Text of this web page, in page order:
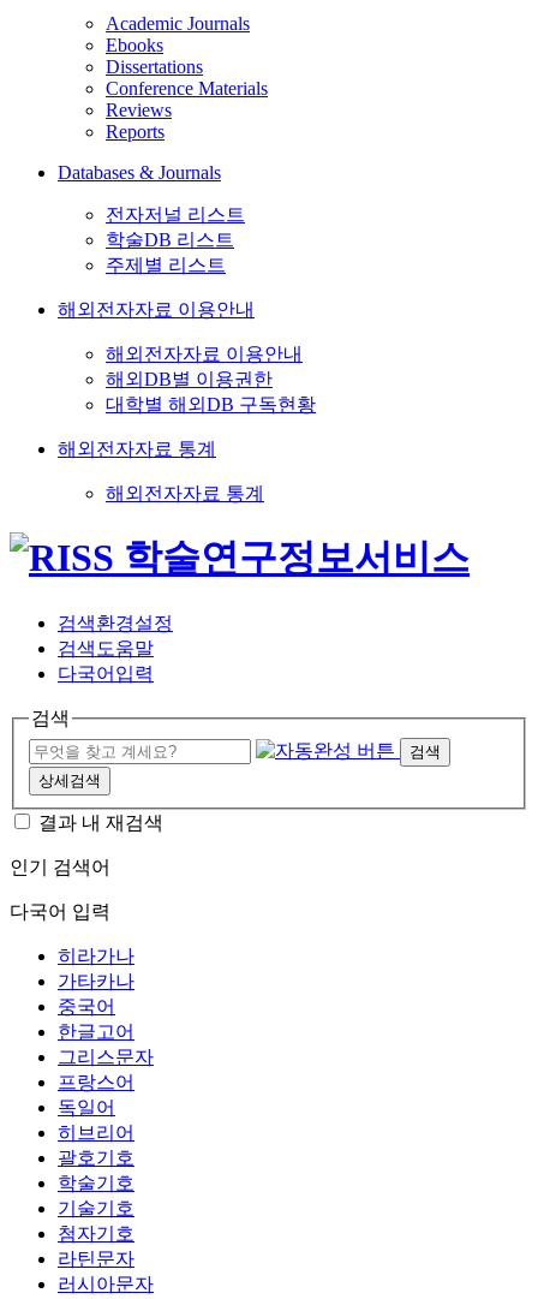
Academic Journals
Ebooks
Dissertations
Conference Materials
Reviews
Reports
Databases & Journals
전자저널 리스트
학술DB 리스트
주제별 리스트
해외전자자료 이용안내
해외전자자료 이용안내
해외DB별 이용권한
대학별 해외DB 구독현황
해외전자자료 통계
해외전자자료 통계
검색환경설정
검색도움말
다국어입력
검색
검색
상세검색
결과 내 재검색
인기 검색어
다국어 입력
히라가나
가타카나
중국어
한글고어
그리스문자
프랑스어
독일어
히브리어
괄호기호
학술기호
기술기호
첨자기호
라틴문자
러시아문자